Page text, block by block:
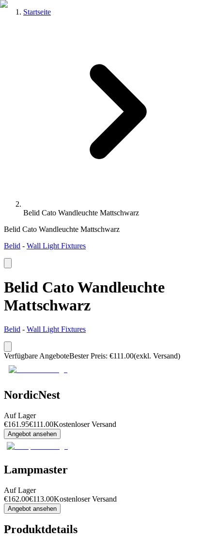
Startseite
Belid Cato Wandleuchte Mattschwarz
Belid Cato Wandleuchte Mattschwarz
Belid - Wall Light Fixtures
Belid Cato Wandleuchte
Mattschwarz
Belid - Wall Light Fixtures
Verfügbare AngeboteBester Preis: €111.00(exkl. Versand)
NordicNest
Auf Lager
€161.95€111.00Kostenloser Versand
Angebot ansehen
Lampmaster
Auf Lager
€162.00€113.00Kostenloser Versand
Angebot ansehen
Produktdetails